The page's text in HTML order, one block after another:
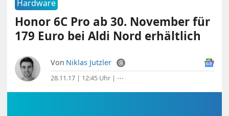
Hardware
Honor 6C Pro ab 30. November für
179 Euro bei Aldi Nord erhältlich
Von Niklas Jutzler
28.11.17 | 12:45 Uhr | ⋯